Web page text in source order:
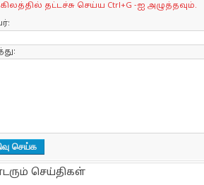
தட்டச்சு செய்ய Ctrl+G -ஐ அழுத்தவும்.
செய்திகள்